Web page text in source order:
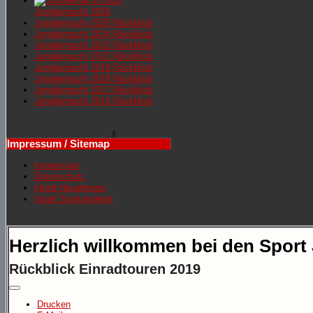
Jongliernacht 2026
Jongliernachr 2025 Rückblick
Jongliernacht 2024 Rückblick
Jongliernacht 2023 Rückblick
Jongliernacht 2022 Rückblick
Jongliernacht 2019 Rückblick
Jongliernacht 2018 Rückblick
Jongliernacht 2017 Rückblick
Jongliernacht 2016 Rückblick
Impressum / Sitemap
Impressum
Datenschutz
Inhalt Hauptmenü
Inhalt Sportangebot
Herzlich willkommen bei den Sport
Rückblick Einradtouren 2019
Drucken